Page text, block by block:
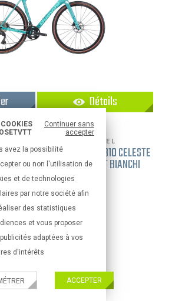
COOKIES
Continuer sans
accepter
avez la possibilité
ou non l'utilisation de
et de technologies
par notre société afin
des statistiques
et vous proposer
adaptées à vos
d'intérêts
ACCEPTER
Détails
CROSS ET GRAVEL
ARCADEX SHIMANO GRX 810 CELESTE
GLOSSY 2022 XL BLEU VERT BIANCHI
FREINAGE DISQUE
3 199,00 €